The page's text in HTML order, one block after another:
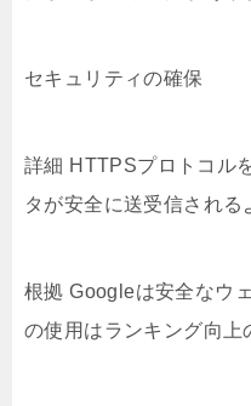
セキュリティの確保
詳細 HTTPSプロトコル
タが安全に送受信される
根拠 Googleは安全なウ
の使用はランキング向上